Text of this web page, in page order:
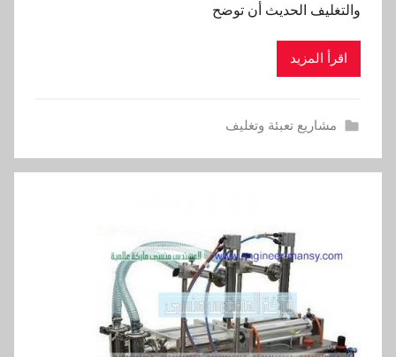
والتغليف الحديث أن توضح
اقرأ المزيد
مشاريع تعبئة وتغليف